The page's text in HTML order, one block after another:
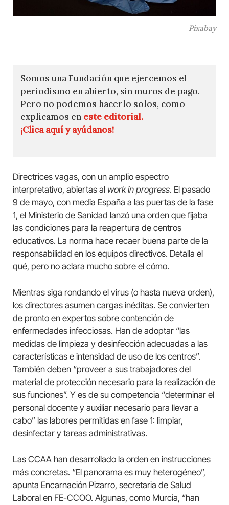
Pixabay
Somos una Fundación que ejercemos el
periodismo en abierto, sin muros de pago.
Pero no podemos hacerlo solos, como
explicamos en este editorial.
¡Clica aquí y ayúdanos!
Directrices vagas, con un amplio espectro
interpretativo, abiertas al work in progress. El pasado
9 de mayo, con media España a las puertas de la fase
1, el Ministerio de Sanidad lanzó una orden que fijaba
las condiciones para la reapertura de centros
educativos. La norma hace recaer buena parte de la
responsabilidad en los equipos directivos. Detalla el
qué, pero no aclara mucho sobre el cómo.
Mientras siga rondando el virus (o hasta nueva orden),
los directores asumen cargas inéditas. Se convierten
de pronto en expertos sobre contención de
enfermedades infecciosas. Han de adoptar “las
medidas de limpieza y desinfección adecuadas a las
características e intensidad de uso de los centros”.
También deben “proveer a sus trabajadores del
material de protección necesario para la realización de
sus funciones”. Y es de su competencia “determinar el
personal docente y auxiliar necesario para llevar a
cabo” las labores permitidas en fase 1: limpiar,
desinfectar y tareas administrativas.
Las CCAA han desarrollado la orden en instrucciones
más concretas. “El panorama es muy heterogéneo”,
apunta Encarnación Pizarro, secretaria de Salud
Laboral en FE-CCOO. Algunas, como Murcia, “han